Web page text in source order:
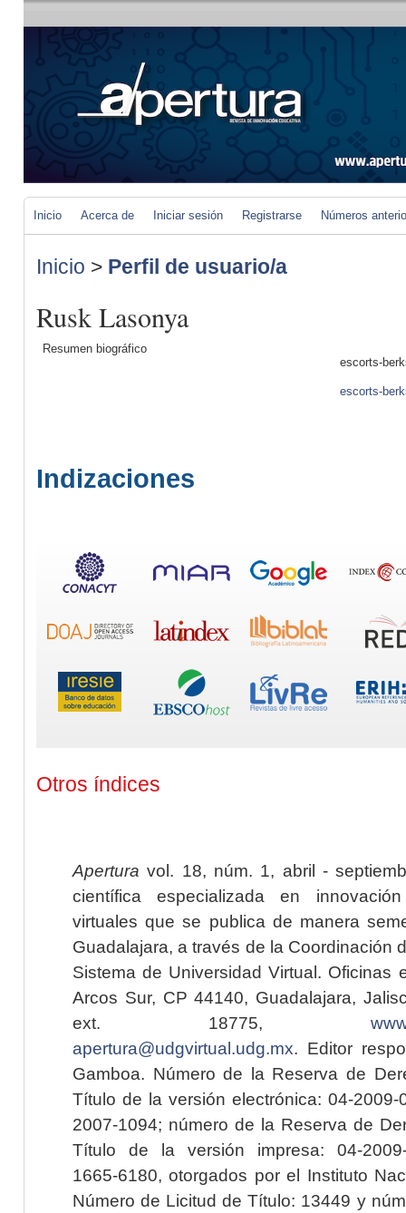
Inicio Acerca de Iniciar sesión Registrarse Números
Inicio > Perfil de usuario/a
Rusk Lasonya
Resumen biográfico
escorts-
escorts-
Indizaciones
Otros índices
Apertura vol. 18, núm. 1, abril -
científica especializada en
virtuales que se publica de manera
Guadalajara, a través de la Coordinación
Sistema de Universidad Virtual. Oficinas
Arcos Sur, CP 44140, Guadalajara,
ext. 18775,
apertura@udgvirtual.udg.mx. Editor
Gamboa. Número de la Reserva de
Título de la versión electrónica: 04-2009-
2007-1094; número de la Reserva de
Título de la versión impresa: 04-2009-
1665-6180, otorgados por el Instituto
Número de Licitud de Título: 13449 y